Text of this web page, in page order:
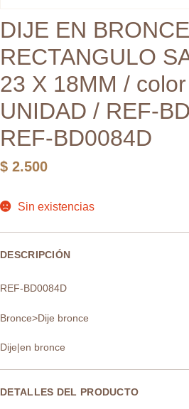
DIJE EN BRONCE
RECTANGULO
23 X 18MM /
UNIDAD / REF-
REF-BD0084D
$ 2.500
Sin existencias
DESCRIPCIÓN
REF-BD0084D
Bronce>Dije bronce
Dije|en bronce
DETALLES DEL PRODUCTO